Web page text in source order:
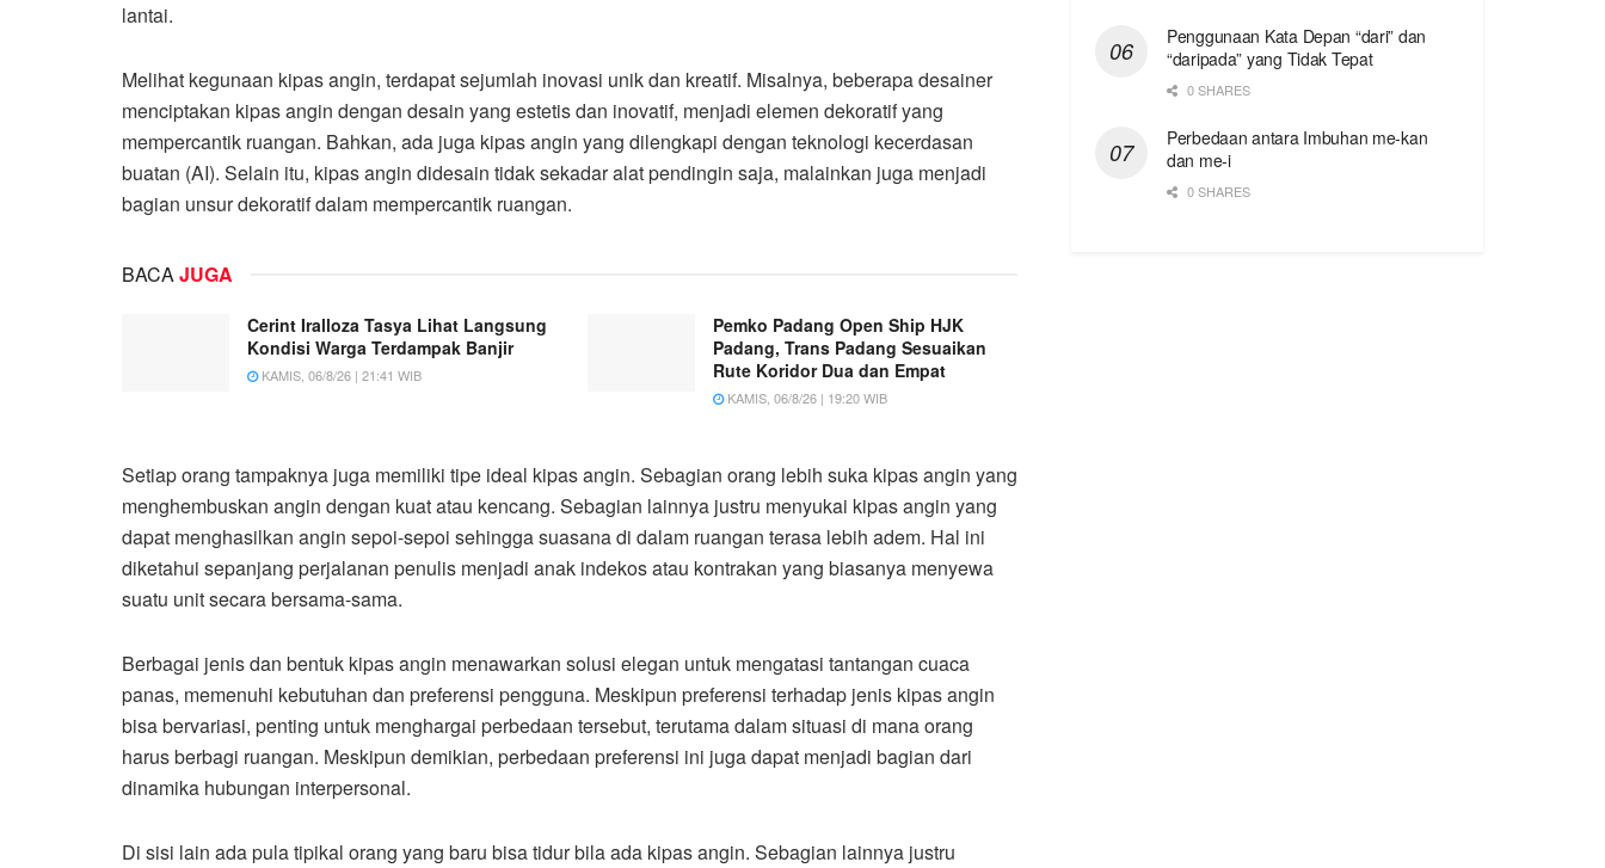
lantai.
Melihat kegunaan kipas angin, terdapat sejumlah inovasi unik dan kreatif. Misalnya, beberapa desainer
menciptakan kipas angin dengan desain yang estetis dan inovatif, menjadi elemen dekoratif yang
mempercantik ruangan. Bahkan, ada juga kipas angin yang dilengkapi dengan teknologi kecerdasan
buatan (AI). Selain itu, kipas angin didesain tidak sekadar alat pendingin saja, malainkan juga menjadi
bagian unsur dekoratif dalam mempercantik ruangan.
BACAJUGA
Cerint Iralloza Tasya Lihat Langsung
Kondisi Warga Terdampak Banjir
KAMIS, 06/8/26 | 21:41 WIB
Pemko Padang Open Ship HJK
Padang, Trans Padang Sesuaikan
Rute Koridor Dua dan Empat
KAMIS, 06/8/26 | 19:20 WIB
Setiap orang tampaknya juga memiliki tipe ideal kipas angin. Sebagian orang lebih suka kipas angin yang
menghembuskan angin dengan kuat atau kencang. Sebagian lainnya justru menyukai kipas angin yang
dapat menghasilkan angin sepoi-sepoi sehingga suasana di dalam ruangan terasa lebih adem. Hal ini
diketahui sepanjang perjalanan penulis menjadi anak indekos atau kontrakan yang biasanya menyewa
suatu unit secara bersama-sama.
Berbagai jenis dan bentuk kipas angin menawarkan solusi elegan untuk mengatasi tantangan cuaca
panas, memenuhi kebutuhan dan preferensi pengguna. Meskipun preferensi terhadap jenis kipas angin
bisa bervariasi, penting untuk menghargai perbedaan tersebut, terutama dalam situasi di mana orang
harus berbagi ruangan. Meskipun demikian, perbedaan preferensi ini juga dapat menjadi bagian dari
dinamika hubungan interpersonal.
Di sisi lain ada pula tipikal orang yang baru bisa tidur bila ada kipas angin. Sebagian lainnya justru
Penggunaan Kata Depan “dari” dan
“daripada” yang Tidak Tepat
0 SHARES
Perbedaan antara Imbuhan me-kan
dan me-i
0 SHARES